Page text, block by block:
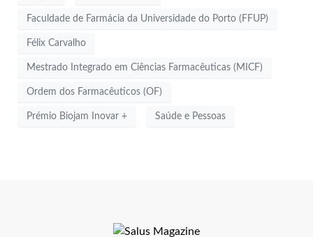
Faculdade de Farmácia da Universidade do Porto (FFUP)
Félix Carvalho
Mestrado Integrado em Ciências Farmacêuticas (MICF)
Ordem dos Farmacêuticos (OF)
Prémio Biojam Inovar + Saúde e Pessoas